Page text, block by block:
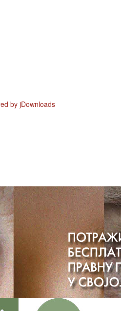
by jDownloads